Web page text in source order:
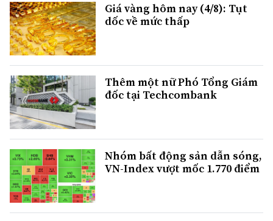
Giá vàng hôm nay (4/8): Tụt
dốc về mức thấp
Thêm một nữ Phó Tổng Giám
đốc tại Techcombank
Nhóm bất động sản dẫn sóng,
VN-Index vượt mốc 1.770 điểm